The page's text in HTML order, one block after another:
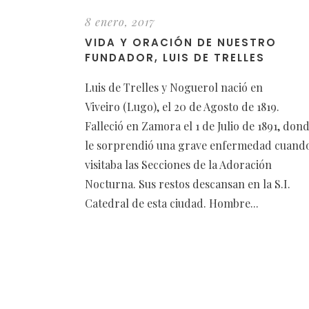
8 enero, 2017
VIDA Y ORACIÓN DE NUESTRO
FUNDADOR, LUIS DE TRELLES
Luis de Trelles y Noguerol nació en
Viveiro (Lugo), el 20 de Agosto de 1819.
Falleció en Zamora el 1 de Julio de 1891,
le sorprendió una grave enfermedad
visitaba las Secciones de la Adoración
Nocturna. Sus restos descansan en la S.I.
Catedral de esta ciudad. Hombre...